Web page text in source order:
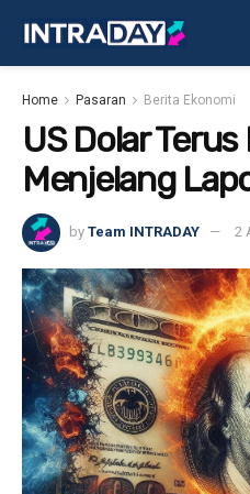
Home Pasaran Berita Ekonomi
US Dolar
Menjelang
by Team INTRADAY 2